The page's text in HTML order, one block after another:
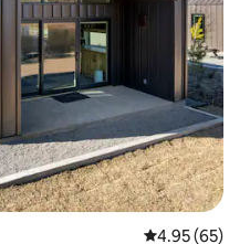
Calificación
4.95 (65)